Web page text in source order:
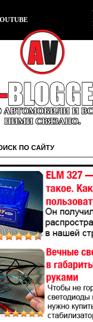
АВТОМОБИЛИ И
НИМИ СВЯЗАНО.